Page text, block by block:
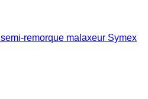
semi-remorque malaxeur Symex